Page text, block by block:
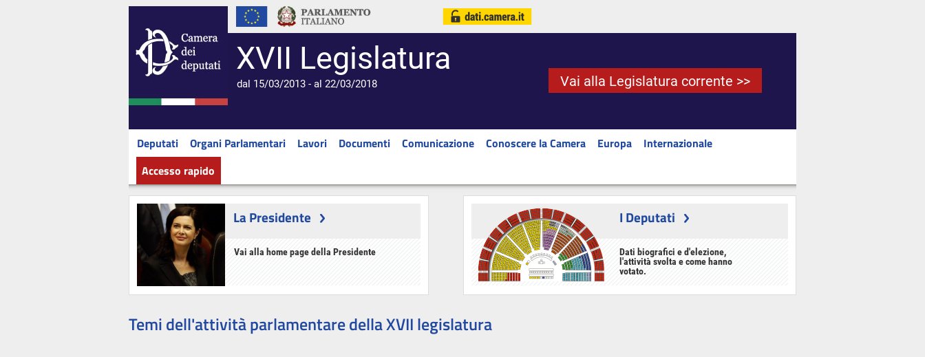
XVII Legislatura
dal 15/03/2013 - al 22/03/2018 Vai alla Legislatura corrente >>
Deputati Organi Parlamentari Lavori Documenti Comunicazione Conoscere la Camera Europa
Internazionale
Accesso rapido
La Presidente
Vai alla home page della Presidente
I Deputati
Dati biografici e d'elezione,
l'attività svolta e come hanno
votato.
Temi dell'attività parlamentare della XVII legislatura